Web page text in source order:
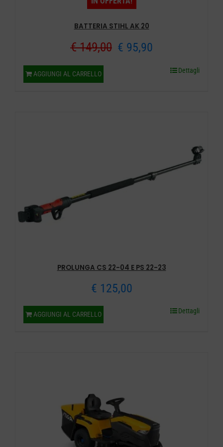
BATTERIA STIHL AK 20
€149,00 Il
€ 95,90Il
prezzo
AGGIUNGI AL CARRELLO Dettagli
PROLUNGA CS 22-04 E PS 22-23
€ 125,00
AGGIUNGI AL CARRELLO Dettagli